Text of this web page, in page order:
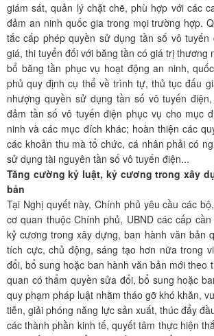
giám sát, quản lý chặt chẽ, phù hợp với các
đảm an ninh quốc gia trong mọi trường hợp.
tắc cấp phép quyền sử dụng tần số vô tuyến
giá, thi tuyển đối với băng tần có giá trị thương
bổ băng tần phục vụ hoạt động an ninh,
phủ quy định cụ thể về trình tự, thủ tục đấu
nhượng quyền sử dụng tần số vô tuyến
đảm tần số vô tuyến điện phục vụ cho mục
ninh và các mục đích khác; hoàn thiện các
các khoản thu mà tổ chức, cá nhân phải có
sử dụng tài nguyên tần số vô tuyến điện...
Tăng cường kỷ luật, kỷ cương trong xây
bản
Tại Nghị quyết này, Chính phủ yêu cầu các
cơ quan thuộc Chính phủ, UBND các cấp
kỷ cương trong xây dựng, ban hành văn bản
tích cực, chủ động, sáng tạo hơn nữa trong
đổi, bổ sung hoặc ban hành văn bản mới theo
quan có thẩm quyền sửa đổi, bổ sung hoặc
quy phạm pháp luật nhằm tháo gỡ khó khăn,
tiễn, giải phóng năng lực sản xuất, thúc đẩy
các thành phần kinh tế, quyết tâm thực hiện